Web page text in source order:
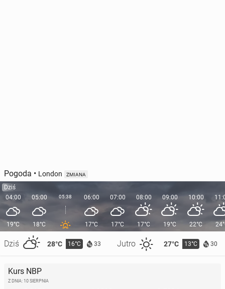
Pogoda • London ZMIANA
Dziś
04:00
19°C
Dziś 28°C 16°C 33 Jutro 27°C 13°C 30
05:00
18°C
05:38 06:00
17°C
07:00
17°C
08:00
17°C
09:00
19°C
10:00
22°C
Kurs NBP
Z DNIA: 10 SIERPNIA